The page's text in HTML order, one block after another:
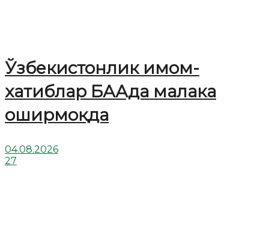
Ўзбекистонлик имом-
хатиблар БААда малака
оширмоқда
04.08.2026
27